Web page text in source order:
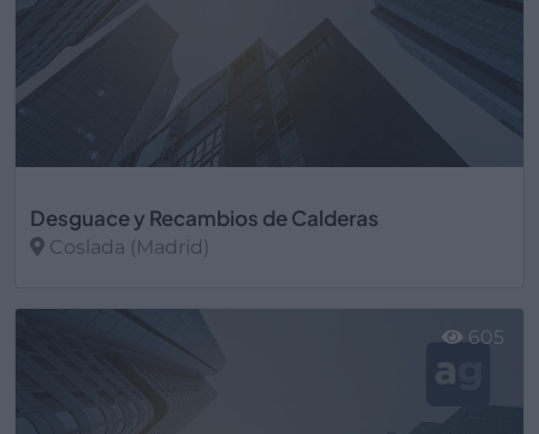
Desguace y Recambios de Calderas
Coslada (Madrid)
605